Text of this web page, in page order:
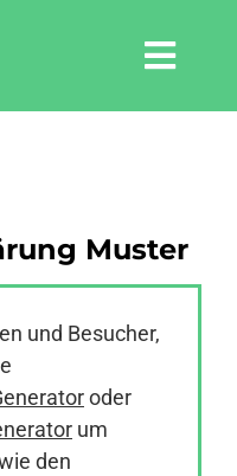
Muster
und Besucher,
oder
um
den